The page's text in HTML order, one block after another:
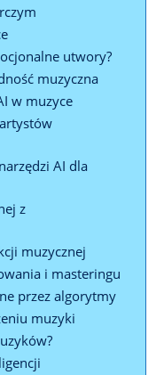
utwory?
muzyczna
w muzyce
AI dla
z
muzycznej
i masteringu
przez algorytmy
muzyki